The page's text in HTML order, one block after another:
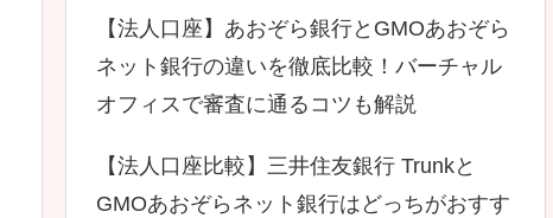
【法人口座】あおぞら銀行とGMOあおぞら
ネット銀行の違いを徹底比較！バーチャル
オフィスで審査に通るコツも解説
【法人口座比較】三井住友銀行 Trunkと
GMOあおぞらネット銀行はどっちがおすす